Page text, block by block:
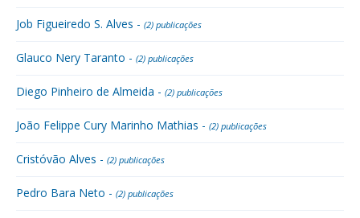
Job Figueiredo S. Alves - (2) publicações
Glauco Nery Taranto - (2) publicações
Diego Pinheiro de Almeida - (2) publicações
João Felippe Cury Marinho Mathias - (2) publicações
Cristóvão Alves - (2) publicações
Pedro Bara Neto - (2) publicações